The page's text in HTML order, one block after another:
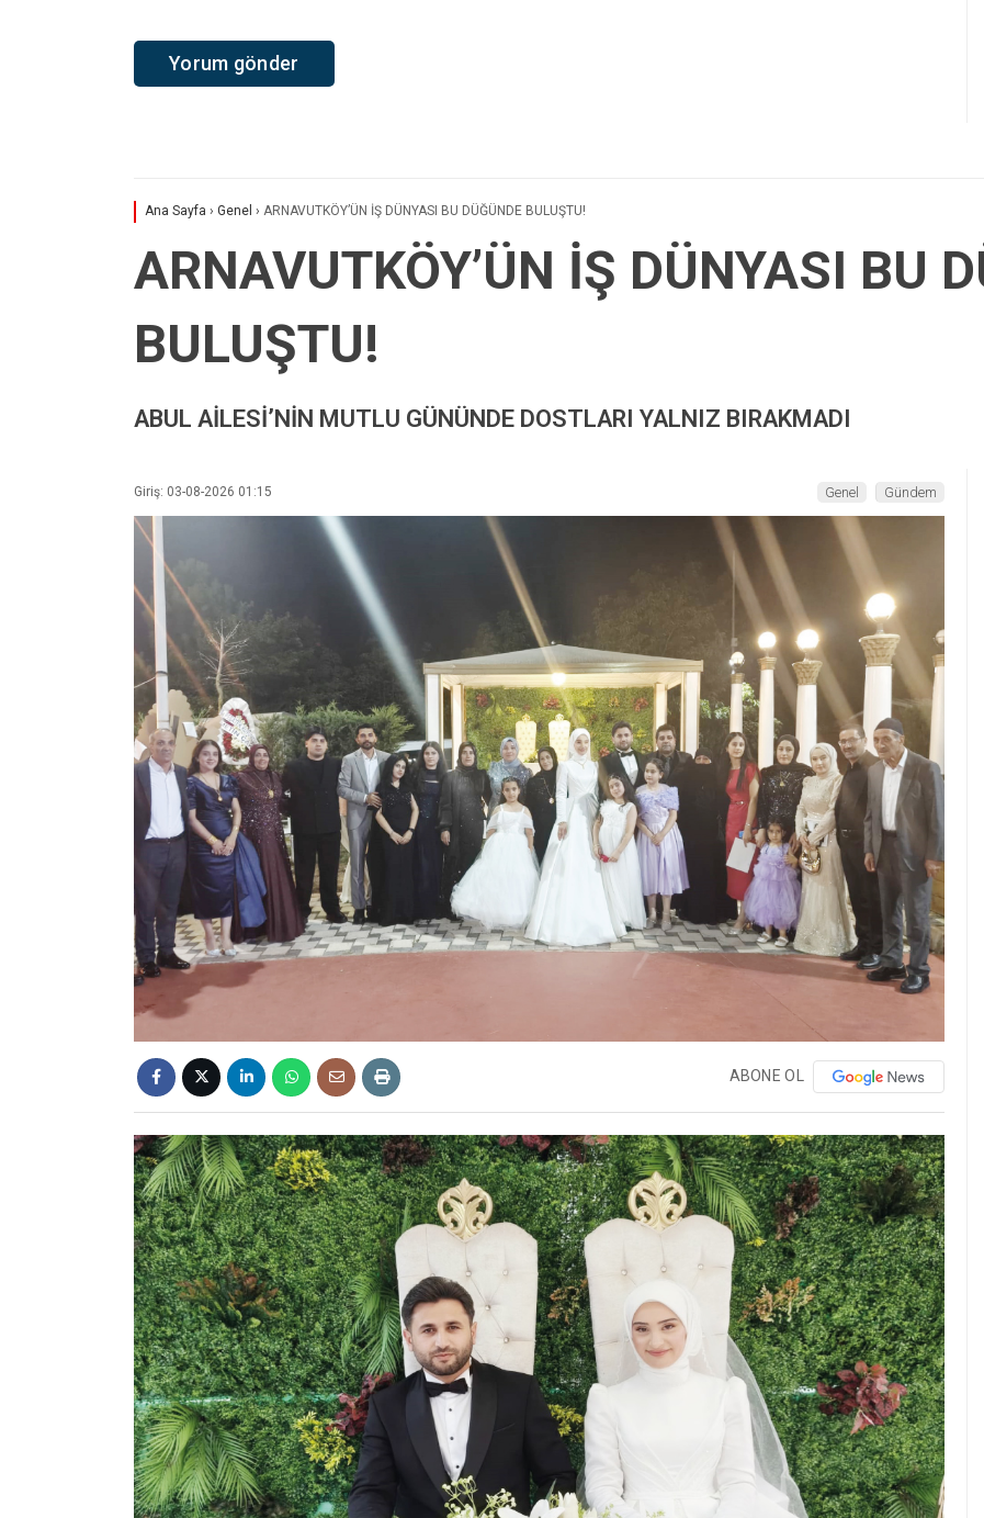
Ana Sayfa › Genel › ARNAVUTKÖY’ÜN İŞ DÜNYASI BU DÜĞÜNDE BULUŞTU!
ARNAVUTKÖY’ÜN İŞ DÜNYASI BU
BULUŞTU!
ABUL AİLESİ’NİN MUTLU GÜNÜNDE DOSTLARI YALNIZ BIRAKMADI
Giriş: 03-08-2026 01:15 Genel Gündem
ABONE OL